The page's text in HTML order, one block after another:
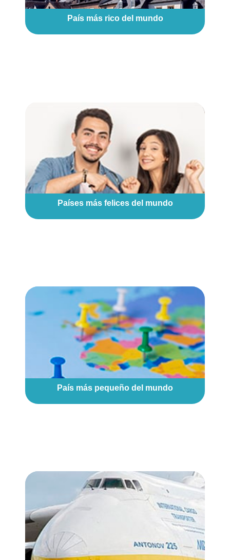
País más rico del mundo
Países más felices del mundo
País más pequeño del mundo